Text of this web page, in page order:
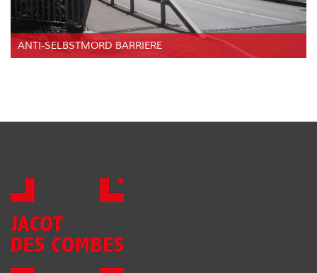
ANTI-SELBSTMORD BARRIERE